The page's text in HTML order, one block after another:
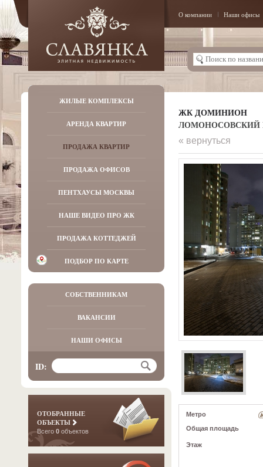
О компании Наши офисы
ЖИЛЫЕ КОМПЛЕКСЫ
АРЕНДА КВАРТИР
ПРОДАЖА КВАРТИР
ПРОДАЖА ОФИСОВ
ПЕНТХАУСЫ МОСКВЫ
НАШЕ ВИДЕО ПРО ЖК
ПРОДАЖА КОТТЕДЖЕЙ
ПОДБОР ПО КАРТЕ
СОБСТВЕННИКАМ
ВАКАНСИИ
НАШИ ОФИСЫ
ID:
ОТОБРАННЫЕ
ОБЪЕКТЫ
Всего 0 объектов
ЖК ДОМИНИОН
ЛОМОНОСОВСКИЙ
« вернуться
Метро
Общая площадь
Этаж